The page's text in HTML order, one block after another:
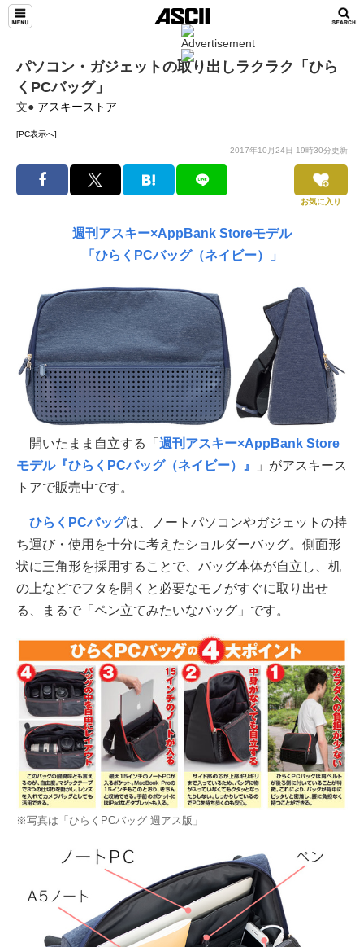
パソコン・ガジェットの取り出しラクラク「ひら
くPCバッグ」
文● アスキーストア
[PC表示へ]
2017年10月24日 19時30分更新
お気に入り
週刊アスキー×AppBank Storeモデル
「ひらくPCバッグ（ネイビー）」
開いたまま自立する「 週刊アスキー×AppBank Store
モデル『ひらくPCバッグ（ネイビー）』
」がアスキース
トアで販売中です。
ひらくPCバッグは、ノートパソコンやガジェットの持
ち運び・使用を十分に考えたショルダーバッグ。側面形
状に三角形を採用することで、バッグ本体が自立し、机
の上などでフタを開くと必要なモノがすぐに取り出せ
る、まるで「ペン立てみたいなバッグ」です。
※写真は「ひらくPCバッグ 週アス版」